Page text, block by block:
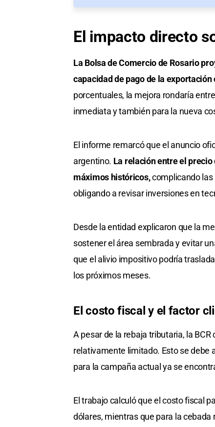
El impacto directo
La Bolsa de Comercio de Rosario
capacidad de pago de la
porcentuales, la mejora rondaría
inmediata y también para la nueva
El informe remarcó que el anuncio
argentino. La relación entre el
máximos históricos,complicando
obligando a revisar inversiones en
Desde la entidad explicaron que la
sostener el área sembrada y evitar
que el alivio impositivo podría
los próximos meses.
El costo fiscal y el factor
A pesar de la rebaja tributaria, la
relativamente limitado. Esto se debe
para la campaña actual ya se
El trabajo calculó que el costo fiscal
dólares, mientras que para la